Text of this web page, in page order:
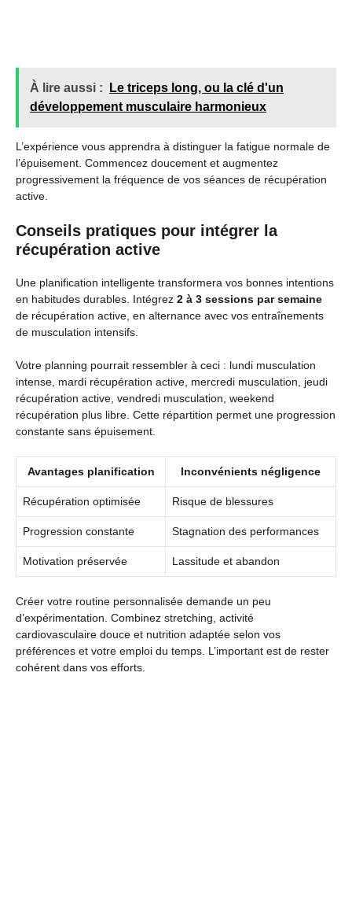
À lire aussi :
Le triceps long, ou la clé d'un
développement musculaire harmonieux
L’expérience vous apprendra à distinguer la fatigue normale de
l’épuisement. Commencez doucement et augmentez
progressivement la fréquence de vos séances de récupération
active.
Conseils pratiques pour intégrer la
récupération active
Une planification intelligente transformera vos bonnes intentions
en habitudes durables. Intégrez 2 à 3 sessions par semaine
de récupération active, en alternance avec vos entraînements
de musculation intensifs.
Votre planning pourrait ressembler à ceci : lundi musculation
intense, mardi récupération active, mercredi musculation, jeudi
récupération active, vendredi musculation, weekend
récupération plus libre. Cette répartition permet une progression
constante sans épuisement.
Avantages planification Inconvénients négligence
Récupération optimisée Risque de blessures
Progression constante Stagnation des performances
Motivation préservée Lassitude et abandon
Créer votre routine personnalisée demande un peu
d’expérimentation. Combinez stretching, activité
cardiovasculaire douce et nutrition adaptée selon vos
préférences et votre emploi du temps. L’important est de rester
cohérent dans vos efforts.